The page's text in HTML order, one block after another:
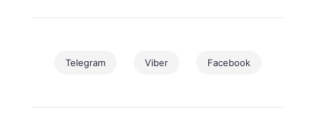
Telegram Viber Facebook